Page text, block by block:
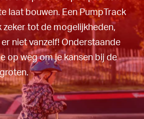
laat bouwen. Een PumpTrack
tot de mogelijkheden,
niet vanzelf! Onderstaande
op weg om je kansen bij de